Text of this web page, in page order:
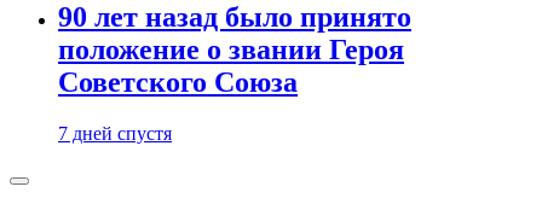
90 лет назад было принято
положение о звании Героя
Советского Союза
7 дней спустя